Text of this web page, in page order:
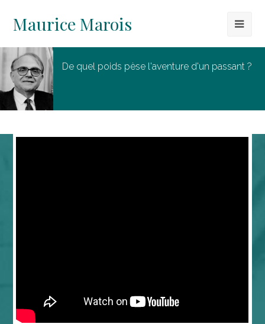
Maurice Marois
De quel poids pèse l'aventure d'un passant ?